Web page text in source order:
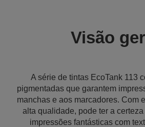
Visão
A série de tintas EcoTank 113
pigmentadas que garantem
manchas e aos marcadores. Com
alta qualidade, pode ter a
impressões fantásticas com